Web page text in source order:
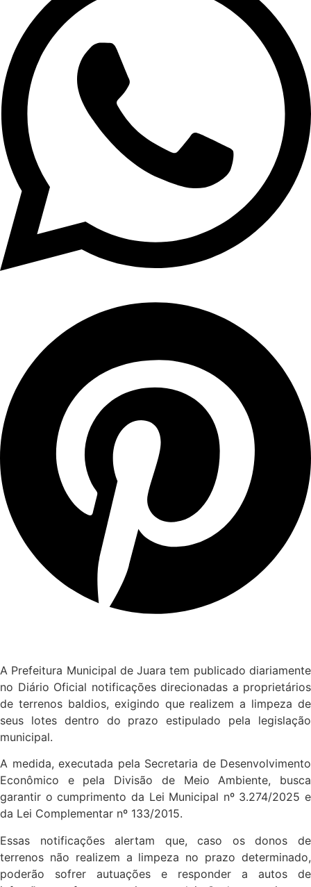
A Prefeitura Municipal de Juara tem publicado diariamente
no Diário Oficial notificações direcionadas a proprietários
de terrenos baldios, exigindo que realizem a limpeza de
seus lotes dentro do prazo estipulado pela legislação
municipal.
A medida, executada pela Secretaria de Desenvolvimento
Econômico e pela Divisão de Meio Ambiente, busca
garantir o cumprimento da Lei Municipal nº 3.274/2025 e
da Lei Complementar nº 133/2015.
Essas notificações alertam que, caso os donos de
terrenos não realizem a limpeza no prazo determinado,
poderão sofrer autuações e responder a autos de